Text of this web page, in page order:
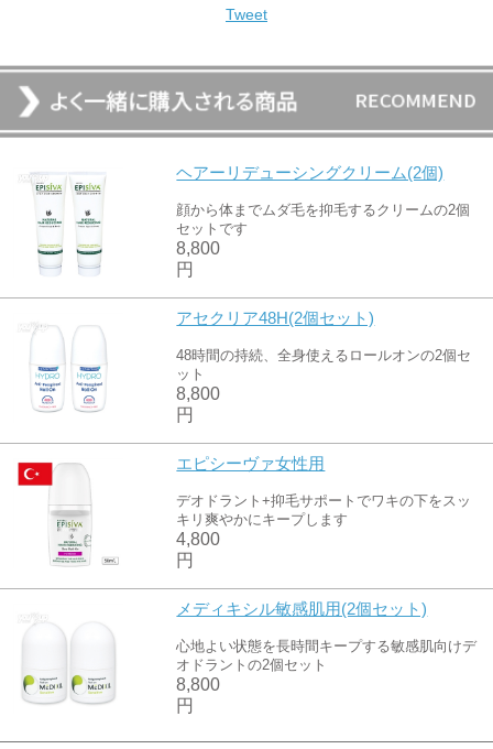
Tweet
ヘアーリデューシングクリーム(2個)
顔から体までムダ毛を抑毛するクリームの2個
セットです
8,800
円
アセクリア48H(2個セット)
48時間の持続、全身使えるロールオンの2個セ
ット
8,800
円
エピシーヴァ女性用
デオドラント+抑毛サポートでワキの下をスッ
キリ爽やかにキープします
4,800
円
メディキシル敏感肌用(2個セット)
心地よい状態を長時間キープする敏感肌向けデ
オドラントの2個セット
8,800
円